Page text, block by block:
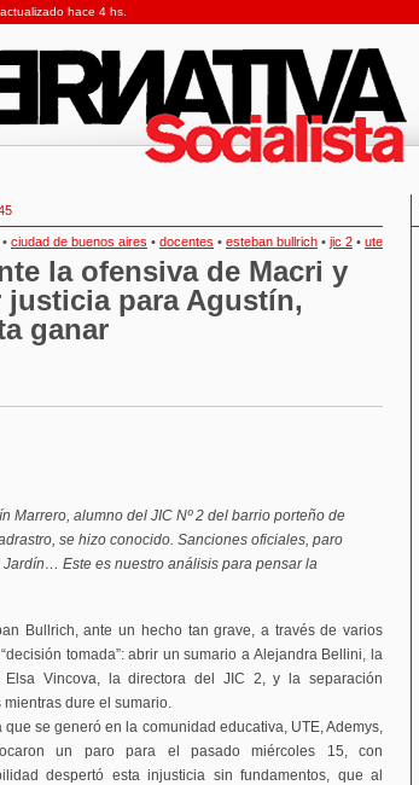
hace 4 hs.
• ciudad de buenos aires • docentes • esteban bullrich • jic 2 • ute
la ofensiva de Macri y
para Agustín,
ganar
Marrero, alumno del JIC Nº 2 del barrio porteño de
se hizo conocido. Sanciones oficiales, paro
Este es nuestro análisis para pensar la
Bullrich, ante un hecho tan grave, a través de varios
tomada”: abrir un sumario a Alejandra Bellini, la
Vincova, la directora del JIC 2, y la separación
mientras dure el sumario.
se generó en la comunidad educativa, UTE, Ademys,
un paro para el pasado miércoles 15, con
despertó esta injusticia sin fundamentos, que al